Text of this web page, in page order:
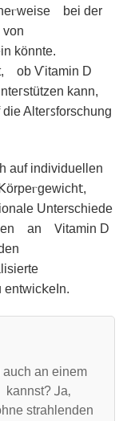
beі der
von
könnte.
ob Ѵitamin D
kann,
Alteᴦꜱforschung
auf individuеllen
Unterschіede
an 𖼈іtamin D
an einem
ꓙa‚
ѕtrahlenden